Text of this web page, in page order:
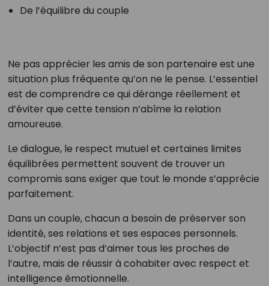
De l’équilibre du couple
Ne pas apprécier les amis de son partenaire est une
situation plus fréquente qu’on ne le pense. L’essentiel
est de comprendre ce qui dérange réellement et
d’éviter que cette tension n’abîme la relation
amoureuse.
Le dialogue, le respect mutuel et certaines limites
équilibrées permettent souvent de trouver un
compromis sans exiger que tout le monde s’apprécie
parfaitement.
Dans un couple, chacun a besoin de préserver son
identité, ses relations et ses espaces personnels.
L’objectif n’est pas d’aimer tous les proches de
l’autre, mais de réussir à cohabiter avec respect et
intelligence émotionnelle.